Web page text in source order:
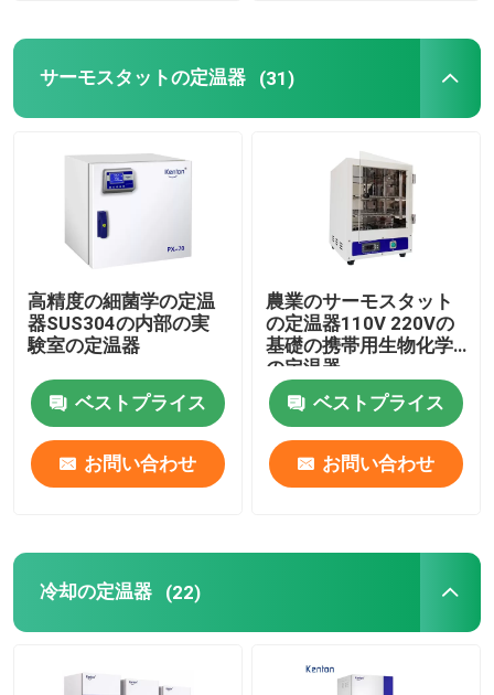
ホーム
製品
企業情報
会社案内
品質管理
お問い合わせ
ニュース
実験室のより乾燥したオーブン
工業用乾燥オーブン
サーモスタットの定温器 (31)
高精度の細菌学の定温
器SUS304の内部の実
験室の定温器
ベストプライス
お問い合わせ
農業のサーモスタット
の定温器110V 220Vの
基礎の携帯用生物化学
の定温器
ベストプライス
お問い合わせ
冷却の定温器 (22)